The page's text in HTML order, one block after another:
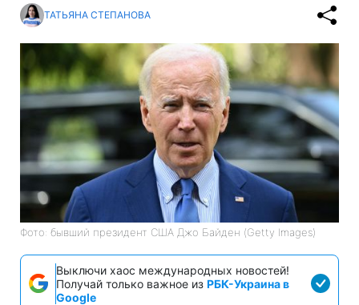
ТАТЬЯНА СТЕПАНОВА
Фото: бывший президент США Джо Байден (Getty Images)
Выключи хаос международных новостей!
Получай только важное из РБК-Украина в
Google